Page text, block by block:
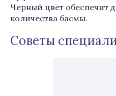
Черный цвет обеспечит
количества басмы.
Советы